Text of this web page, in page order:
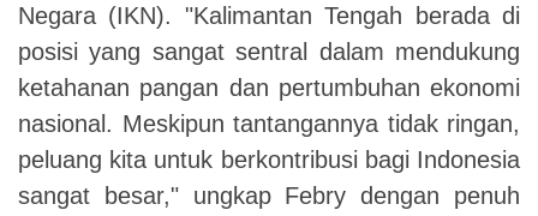
Negara (IKN). "Kalimantan Tengah berada di
posisi yang sangat sentral dalam mendukung
ketahanan pangan dan pertumbuhan ekonomi
nasional. Meskipun tantangannya tidak ringan,
peluang kita untuk berkontribusi bagi Indonesia
sangat besar," ungkap Febry dengan penuh